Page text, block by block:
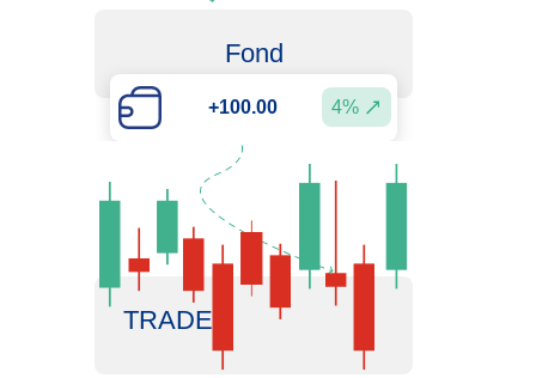
Fond
+100.00 4%
TRADEZ